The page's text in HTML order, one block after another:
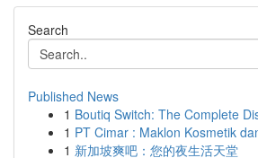
Search
Published News
1 Boutiq Switch: The Complete
1 PT Cimar : Maklon Kosmetik
1 新加坡爽吧：您的夜生活天堂